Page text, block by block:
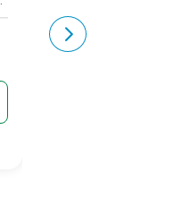
pero su riesgo
siempre debe
ingenieros en salud y
Salario promedio